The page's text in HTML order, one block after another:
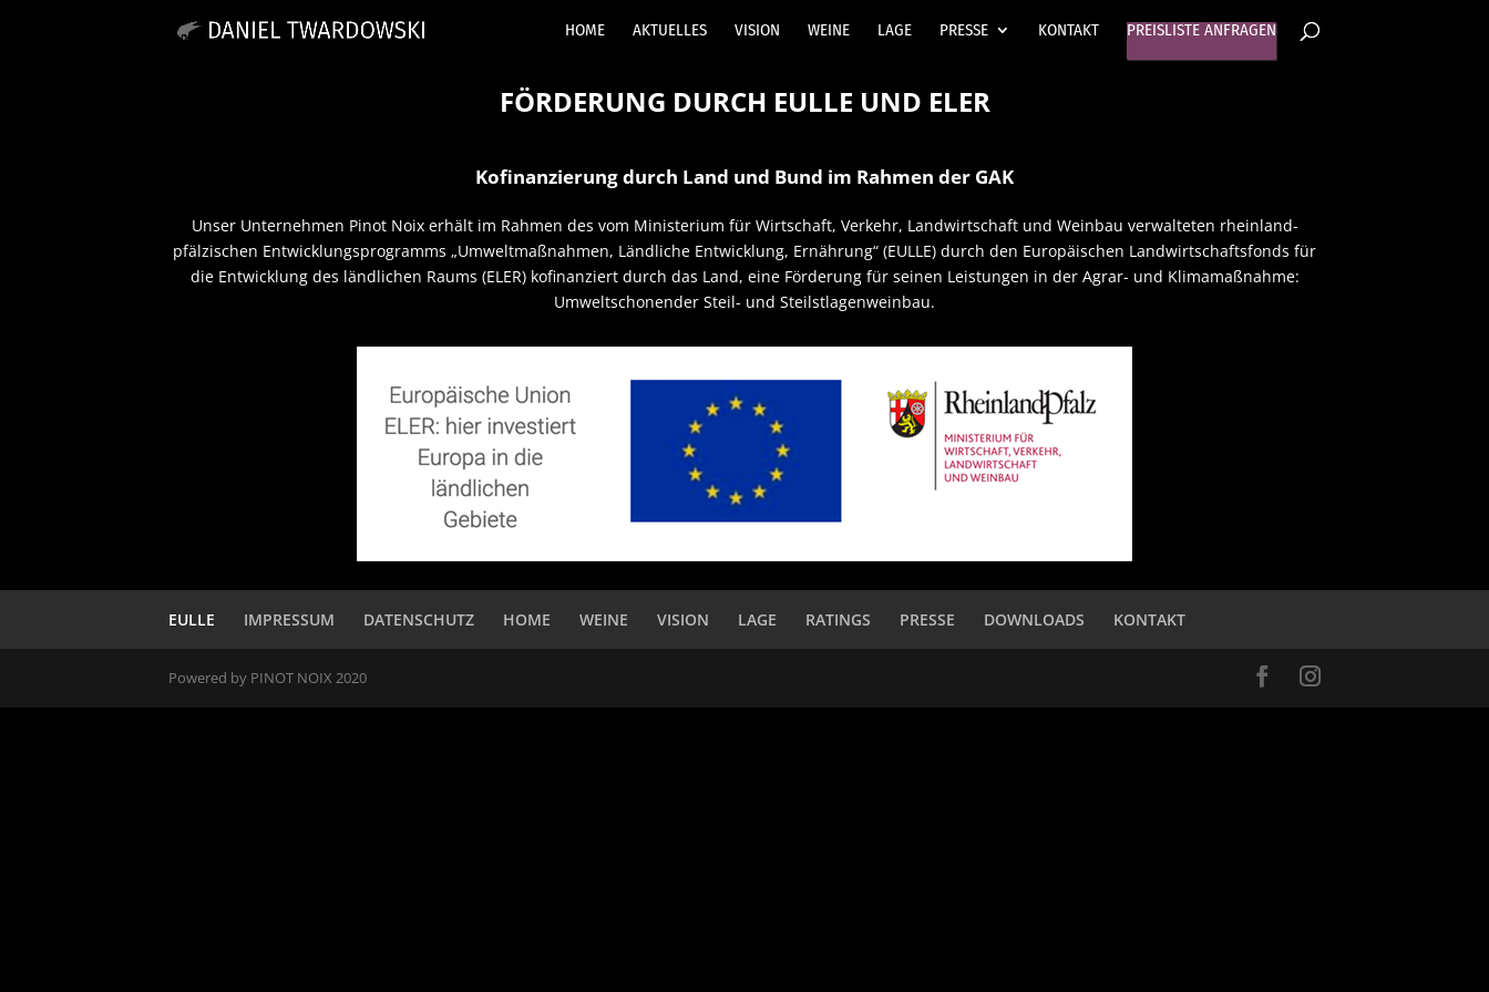
HOME AKTUELLES VISION WEINE LAGE PRESSE KONTAKT PREISLISTE ANFRAGEN
FÖRDERUNG DURCH EULLE UND ELER
Kofinanzierung durch Land und Bund im Rahmen der GAK
Unser Unternehmen Pinot Noix erhält im Rahmen des vom Ministerium für Wirtschaft, Verkehr, Landwirtschaft und Weinbau verwalteten rheinland-
pfälzischen Entwicklungsprogramms „Umweltmaßnahmen, Ländliche Entwicklung, Ernährung“ (EULLE) durch den Europäischen Landwirtschaftsfonds für
die Entwicklung des ländlichen Raums (ELER) kofinanziert durch das Land, eine Förderung für seinen Leistungen in der Agrar- und Klimamaßnahme:
Umweltschonender Steil- und Steilstlagenweinbau.
EULLE IMPRESSUM DATENSCHUTZ HOME WEINE VISION LAGE RATINGS PRESSE DOWNLOADS KONTAKT
Powered by PINOT NOIX 2020